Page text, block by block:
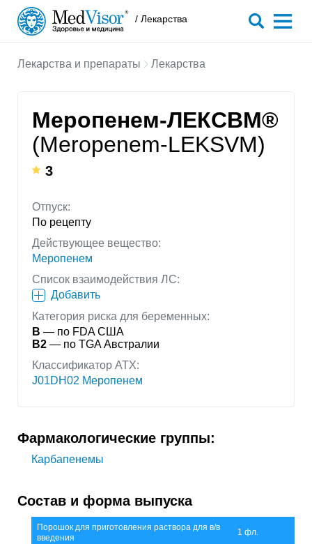
/ Лекарства
Лекарства и препараты Лекарства
Меропенем-ЛЕКСВМ®
(Meropenem-LEKSVM)
3
Отпуск:
По рецепту
Действующее вещество:
Меропенем
Список взаимодействия ЛС:
Добавить
Категория риска для беременных:
B — по FDA США
B2 — по TGA Австралии
Классификатор АТХ:
J01DH02 Меропенем
Фармакологические группы:
Карбапенемы
Состав и форма выпуска
Порошок для приготовления раствора для в/в
введения
1 фл.